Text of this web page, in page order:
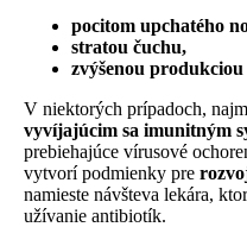
pocitom upchatého
stratou čuchu,
zvýšenou
V niektorých prípadoch,
vyvíjajúcim sa imunitným
prebiehajúce vírusové
vytvorí podmienky pre
namieste návšteva lekára,
užívanie antibiotík.